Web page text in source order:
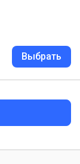
Выбрать